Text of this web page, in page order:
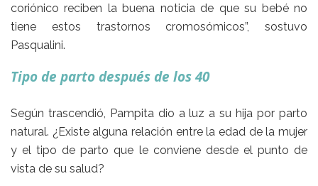
coriónico reciben la buena noticia de que su bebé no
tiene estos trastornos cromosómicos”, sostuvo
Pasqualini.
Tipo de parto después de los 40
Según trascendió, Pampita dio a luz a su hija por parto
natural. ¿Existe alguna relación entre la edad de la mujer
y el tipo de parto que le conviene desde el punto de
vista de su salud?